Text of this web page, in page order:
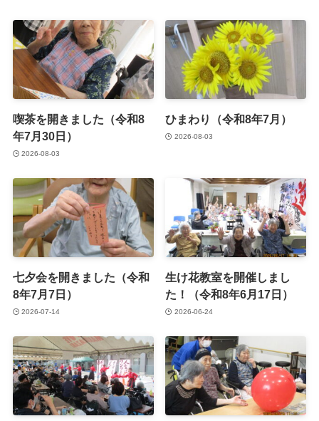
喫茶を開きました（令和8
年7月30日）
2026-08-03
ひまわり（令和8年7月）
2026-08-03
七夕会を開きました（令和
8年7月7日）
2026-07-14
生け花教室を開催しまし
た！（令和8年6月17日）
2026-06-24